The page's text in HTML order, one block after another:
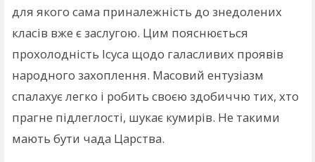
для якого сама приналежність до знедолених
класів вже є заслугою. Цим пояснюється
прохолодність Ісуса щодо галасливих проявів
народного захоплення. Масовий ентузіазм
спалахує легко і робить своєю здобиччю тих, хто
прагне підлеглості, шукає кумирів. Не такими
мають бути чада Царства.